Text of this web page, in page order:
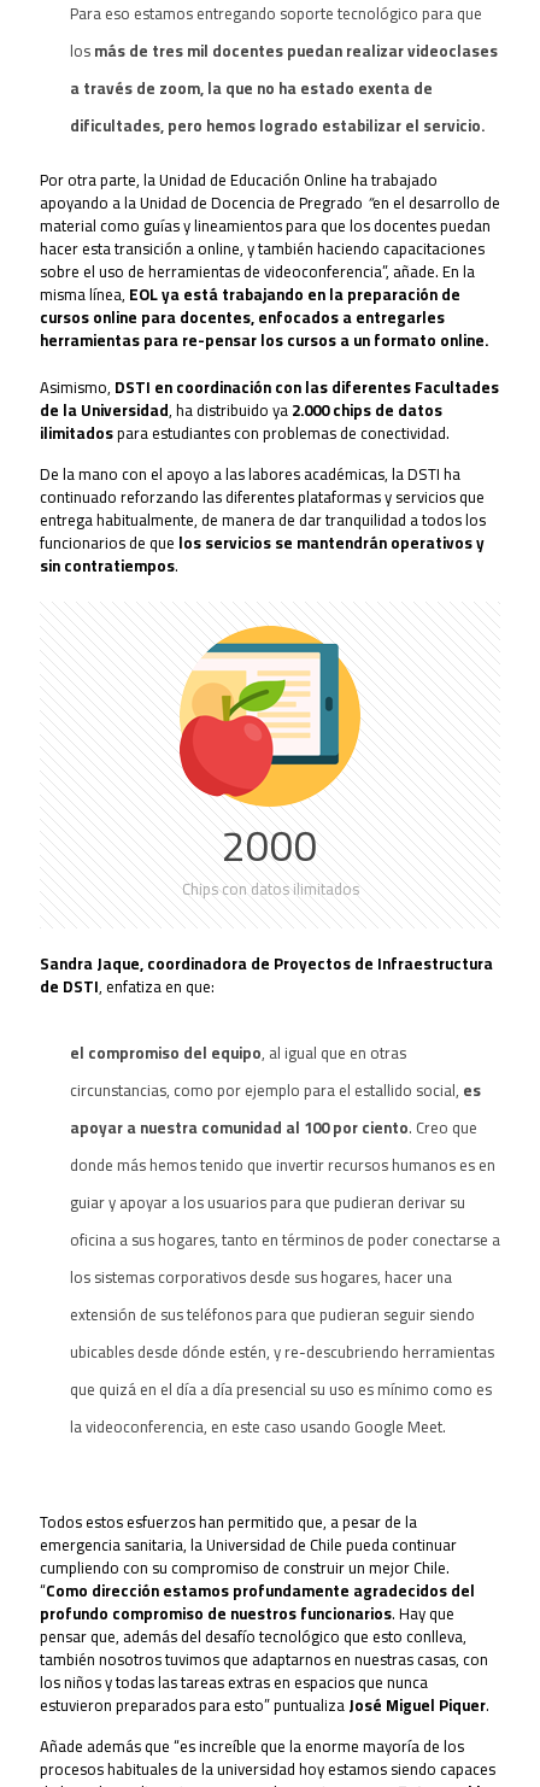
Para eso estamos entregando soporte tecnológico para que
losmás de tres mil docentes puedan realizar videoclases
a través de zoom, la que no ha estado exenta de
dificultades, pero hemos logrado estabilizar el servicio.
Por otra parte, la Unidad de Educación Online ha trabajado
apoyando a la Unidad de Docencia de Pregrado “en el desarrollo de
material como guías y lineamientos para que los docentes puedan
hacer esta transición a online, y también haciendo capacitaciones
sobre el uso de herramientas de videoconferencia”, añade. En la
misma línea, EOL ya está trabajando en la preparación de
cursos online para docentes, enfocados a entregarles
herramientas para re-pensar los cursos a un formato online.
Asimismo, DSTI en coordinación con las diferentes Facultades
de la Universidad, ha distribuido ya2.000 chips de datos
ilimitadospara estudiantes con problemas de conectividad.
De la mano con el apoyo a las labores académicas, la DSTI ha
continuado reforzando las diferentes plataformas y servicios que
entrega habitualmente, de manera de dar tranquilidad a todos los
funcionarios de que los servicios se mantendrán operativos y
sin contratiempos.
2000
Chips con datos ilimitados
Sandra Jaque, coordinadora de Proyectos de Infraestructura
de DSTI, enfatiza en que:
el compromiso del equipo, al igual que en otras
circunstancias, como por ejemplo para el estallido social, es
apoyar a nuestra comunidad al 100 por ciento. Creo que
donde más hemos tenido que invertir recursos humanos es en
guiar y apoyar a los usuarios para que pudieran derivar su
oficina a sus hogares, tanto en términos de poder conectarse a
los sistemas corporativos desde sus hogares, hacer una
extensión de sus teléfonos para que pudieran seguir siendo
ubicables desde dónde estén, y re-descubriendo herramientas
que quizá en el día a día presencial su uso es mínimo como es
la videoconferencia, en este caso usando Google Meet.
Todos estos esfuerzos han permitido que, a pesar de la
emergencia sanitaria, la Universidad de Chile pueda continuar
cumpliendo con su compromiso de construir un mejor Chile.
“Como dirección estamos profundamente agradecidos del
profundo compromiso de nuestros funcionarios. Hay que
pensar que, además del desafío tecnológico que esto conlleva,
también nosotros tuvimos que adaptarnos en nuestras casas, con
los niños y todas las tareas extras en espacios que nunca
estuvieron preparados para esto” puntualizaJosé Miguel Piquer.
Añade además que “es increíble que la enorme mayoría de los
procesos habituales de la universidad hoy estamos siendo capaces